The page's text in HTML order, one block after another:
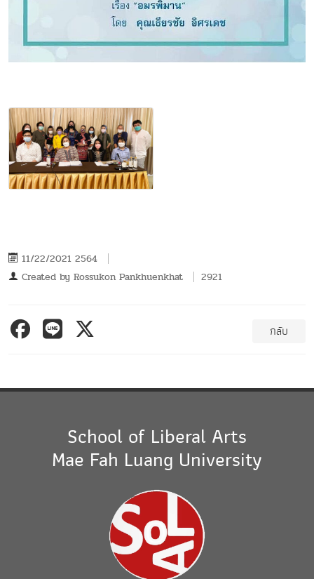
11/22/2021 2564
Created by Rossukon Pankhuenkhat 2921
กลับ
School of Liberal Arts
Mae Fah Luang University